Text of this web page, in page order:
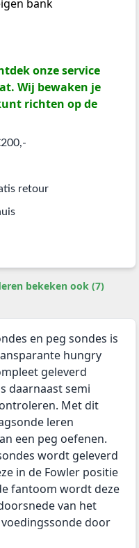
onze service
Wij bewaken je
richten op de
retour
bekeken ook (7)
en peg sondes is
hungry
geleverd
daarnaast semi
Met dit
leren
een peg oefenen.
wordt geleverd
in de Fowler positie
fantoom wordt deze
van het
door